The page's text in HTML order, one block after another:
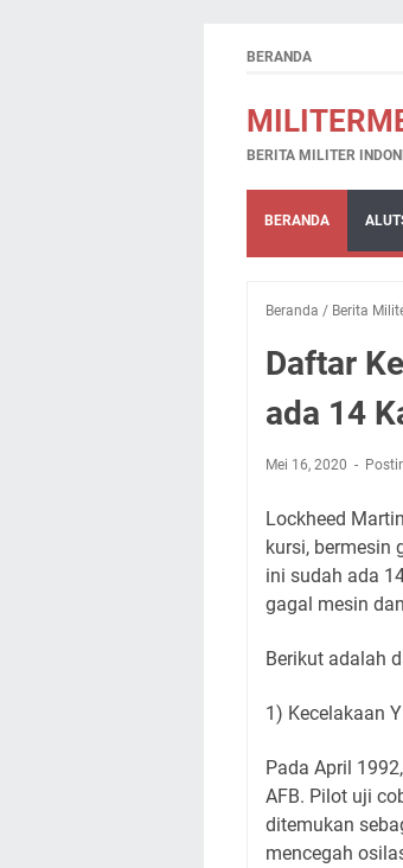
BERANDA
BERITA MILITER
BERANDA
Beranda / Berita
Daftar
ada 14
Mei 16, 2020
Lockheed
kursi, bermesin
ini sudah ada
gagal mesin
Berikut adalah
1) Kecelakaan
Pada April
AFB. Pilot uji
ditemukan
mencegah